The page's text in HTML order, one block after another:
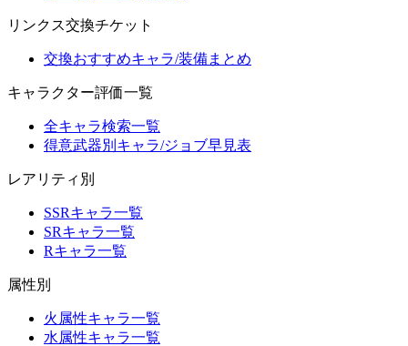
リンクス交換チケット
交換おすすめキャラ/装備まとめ
キャラクター評価一覧
全キャラ検索一覧
得意武器別キャラ/ジョブ早見表
レアリティ別
SSRキャラ一覧
SRキャラ一覧
Rキャラ一覧
属性別
火属性キャラ一覧
水属性キャラ一覧